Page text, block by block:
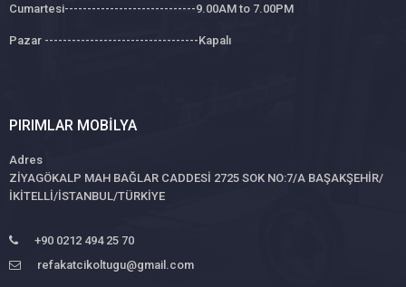
Cumartesi-----------------------------9.00AM to 7.00PM
Pazar ----------------------------------Kapalı
PIRIMLAR MOBILYA
Adres
ZİYAGÖKALP MAH BAĞLAR CADDESİ 2725 SOK NO:7/A BAŞAKŞEHİR/
İKİTELLİ/İSTANBUL/TÜRKİYE
+90 0212 494 25 70
refakatcikoltugu@gmail.com